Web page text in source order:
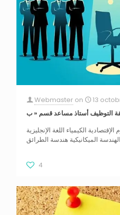
Webmaster on
13
الكيمياء اللغة الإنجليزية
الميكانيكية هندسة الطرائق
4